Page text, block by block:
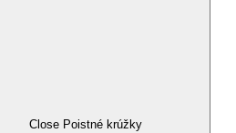
Close Poistné krúžky